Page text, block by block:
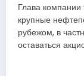
Глава компании
крупные
рубежом, в
оставаться